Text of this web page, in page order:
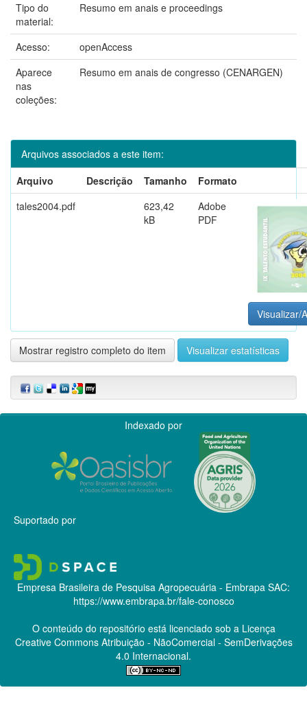
Tipo do
material:
Resumo em anais e proceedings
Acesso:
openAccess
Aparece
nas
coleções:
Resumo em anais de congresso (CENARGEN)
Arquivos associados a este item:
Arquivo
Descrição Tamanho
Formato
tales2004.pdf
623,42
kB
Adobe
PDF
Visualizar/
Mostrar registro completo do item Visualizar estatísticas
Indexado por
Suportado por
Empresa Brasileira de Pesquisa Agropecuária - Embrapa SAC:
https://www.embrapa.br/fale-conosco
O conteúdo do repositório está licenciado sob a Licença
Creative CommonsAtribuição - NãoComercial - SemDerivações
4.0 Internacional.